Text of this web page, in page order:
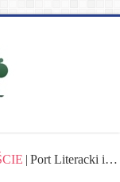
| Port Literacki i…